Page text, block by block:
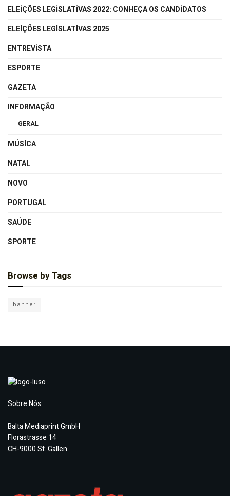
ELEIÇÕES LEGISLATIVAS 2022: CONHEÇA OS CANDIDATOS
ELEIÇÕES LEGISLATIVAS 2025
ENTREVISTA
ESPORTE
GAZETA
INFORMAÇÃO
GERAL
MÚSICA
NATAL
NOVO
PORTUGAL
SAÚDE
SPORTE
Browse by Tags
banner
Sobre Nós
Balta Mediaprint GmbH
Florastrasse 14
CH-9000 St. Gallen